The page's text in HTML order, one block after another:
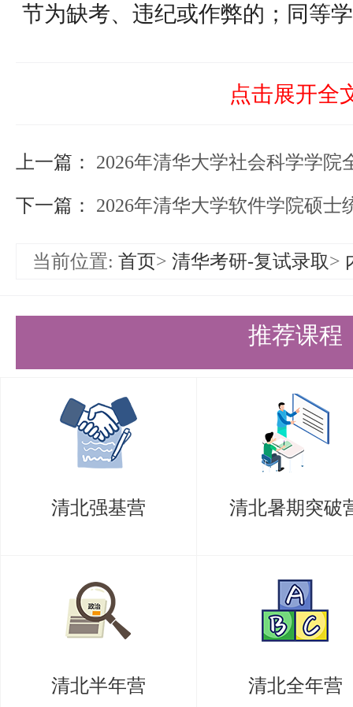
节为缺考、违纪或作弊的；同等
社会科学学院对参加复试的考生
成绩同分并列，依次以面试成绩
科目4成绩等从高到低排序。
社会科学学院招生领导小组根据
清华大学-约翰·霍普金斯“全球政
国际事务），按照社会科学学院
招生办法录取，具体由培养项目
3. 组织形式
审查、笔试和面试环节，考生均
考生须在复试前登录“清华大学
100元复试费。缴费后因各种原
的复试费不退。
点击展开全
上一篇： 2026年清华大学社会科学学院全国硕士
下一篇： 2026年清华大学软件学院硕士
当前位置: 首页> 清华考研-复试录取>
推荐课程
清北强基营 清北暑期突破
清北半年营 清北全年营